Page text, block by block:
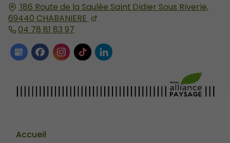
186 Route de la Saulée Saint Didier Sous Riverie,
69440 CHABANIERE
04 78 81 83 97
Accueil